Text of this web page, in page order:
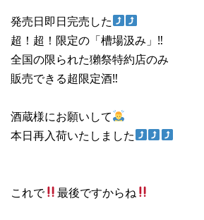
発売日即日完売した
超！超！限定の「槽場汲み」‼︎
全国の限られた獺祭特約店のみ
販売できる超限定酒‼︎
酒蔵様にお願いして
本日再入荷いたしました
これで 最後ですからね